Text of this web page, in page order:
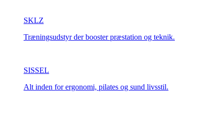
SKLZ
Træningsudstyr der booster præstation og teknik.
SISSEL
Alt inden for ergonomi, pilates og sund livsstil.